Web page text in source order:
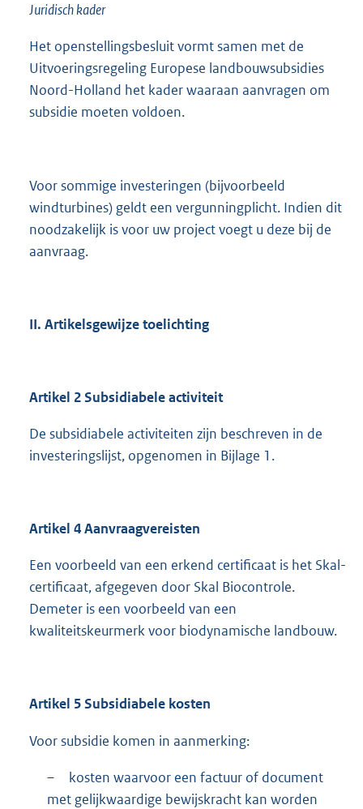
Juridisch kader
Het openstellingsbesluit vormt samen met de
Uitvoeringsregeling Europese landbouwsubsidies
Noord-Holland het kader waaraan aanvragen om
subsidie moeten voldoen.
Voor sommige investeringen (bijvoorbeeld
windturbines) geldt een vergunningplicht. Indien dit
noodzakelijk is voor uw project voegt u deze bij de
aanvraag.
II. Artikelsgewijze toelichting
Artikel 2 Subsidiabele activiteit
De subsidiabele activiteiten zijn beschreven in de
investeringslijst, opgenomen in Bijlage 1.
Artikel 4 Aanvraagvereisten
Een voorbeeld van een erkend certificaat is het Skal-
certificaat, afgegeven door Skal Biocontrole.
Demeter is een voorbeeld van een
kwaliteitskeurmerk voor biodynamische landbouw.
Artikel 5 Subsidiabele kosten
Voor subsidie komen in aanmerking:
–
kosten waarvoor een factuur of document
met gelijkwaardige bewijskracht kan worden